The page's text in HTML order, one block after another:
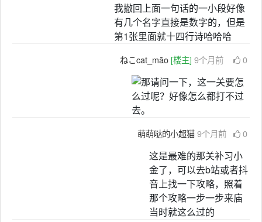
我撤回上面一句话的一小段好像
有几个名字直接是数字的，但是
第1张里面就十四行诗哈哈哈
ねこcat_māo [楼主] 9个月前 0
萌萌哒的小超猫9个月前 0
这是最难的那关补习小
金了，可以去b站或者抖
音上找一下攻略，照着
那个攻略一步一步来庙
当时就这么过的